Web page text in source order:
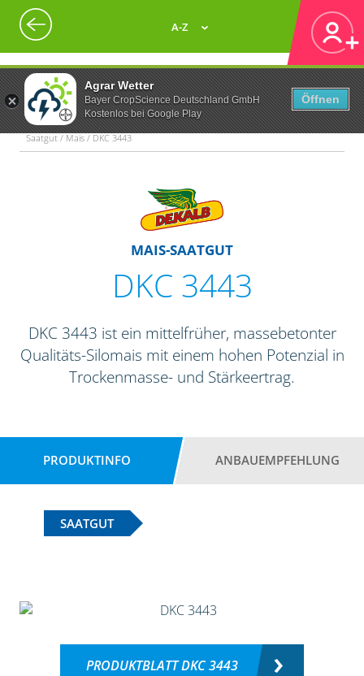
Agrar Wetter
Bayer CropScience Deutschland GmbH
Kostenlos bei Google Play
Öffnen
A-Z
Saatgut / Mais / DKC 3443
MAIS-SAATGUT
DKC 3443
DKC 3443 ist ein mittelfrüher, massebetonter
Qualitäts-Silomais mit einem hohen Potenzial in
Trockenmasse- und Stärkeertrag.
PRODUKTINFO ANBAUEMPFEHLUNG
SAATGUT
PRODUKTBLATT DKC 3443